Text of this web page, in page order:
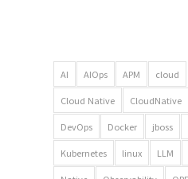
AI AIOps APM cloud
Cloud Native CloudNative
DevOps Docker jboss
Kubernetes linux LLM